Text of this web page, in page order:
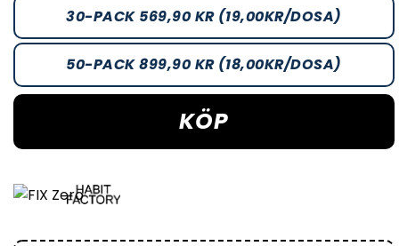
30-PACK 569,90 KR (19,00KR/DOSA)
50-PACK 899,90 KR (18,00KR/DOSA)
KÖP